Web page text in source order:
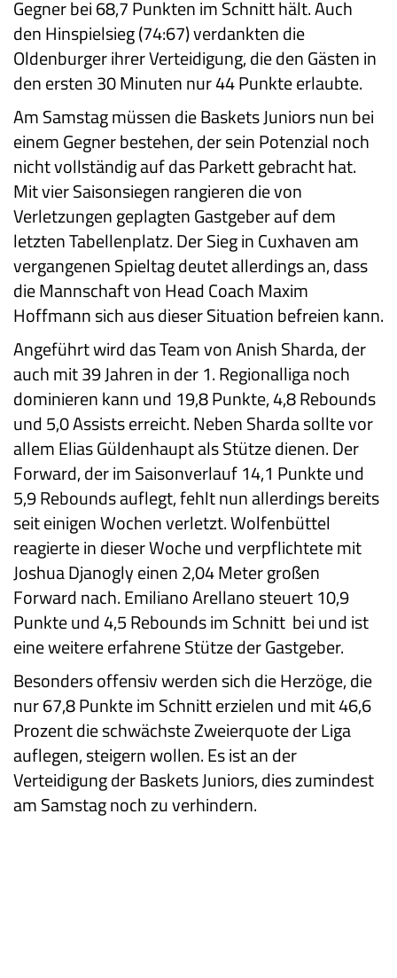
Gegner bei 68,7 Punkten im Schnitt hält. Auch
den Hinspielsieg (74:67) verdankten die
Oldenburger ihrer Verteidigung, die den Gästen in
den ersten 30 Minuten nur 44 Punkte erlaubte.
Am Samstag müssen die Baskets Juniors nun bei
einem Gegner bestehen, der sein Potenzial noch
nicht vollständig auf das Parkett gebracht hat.
Mit vier Saisonsiegen rangieren die von
Verletzungen geplagten Gastgeber auf dem
letzten Tabellenplatz. Der Sieg in Cuxhaven am
vergangenen Spieltag deutet allerdings an, dass
die Mannschaft von Head Coach Maxim
Hoffmann sich aus dieser Situation befreien kann.
Angeführt wird das Team von Anish Sharda, der
auch mit 39 Jahren in der 1. Regionalliga noch
dominieren kann und 19,8 Punkte, 4,8 Rebounds
und 5,0 Assists erreicht. Neben Sharda sollte vor
allem Elias Güldenhaupt als Stütze dienen. Der
Forward, der im Saisonverlauf 14,1 Punkte und
5,9 Rebounds auflegt, fehlt nun allerdings bereits
seit einigen Wochen verletzt. Wolfenbüttel
reagierte in dieser Woche und verpflichtete mit
Joshua Djanogly einen 2,04 Meter großen
Forward nach. Emiliano Arellano steuert 10,9
Punkte und 4,5 Rebounds im Schnitt bei und ist
eine weitere erfahrene Stütze der Gastgeber.
Besonders offensiv werden sich die Herzöge, die
nur 67,8 Punkte im Schnitt erzielen und mit 46,6
Prozent die schwächste Zweierquote der Liga
auflegen, steigern wollen. Es ist an der
Verteidigung der Baskets Juniors, dies zumindest
am Samstag noch zu verhindern.